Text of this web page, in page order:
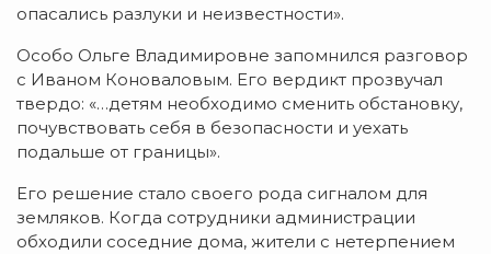
опасались разлуки и неизвестности».
Особо Ольге Владимировне запомнился разговор
с Иваном Коноваловым. Его вердикт прозвучал
твердо: «…детям необходимо сменить обстановку,
почувствовать себя в безопасности и уехать
подальше от границы».
Его решение стало своего рода сигналом для
земляков. Когда сотрудники администрации
обходили соседние дома, жители с нетерпением